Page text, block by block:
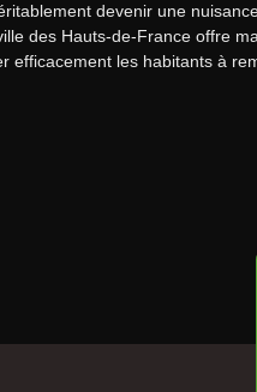
devenir une
des Hauts-de-France offre
efficacement les habitants à